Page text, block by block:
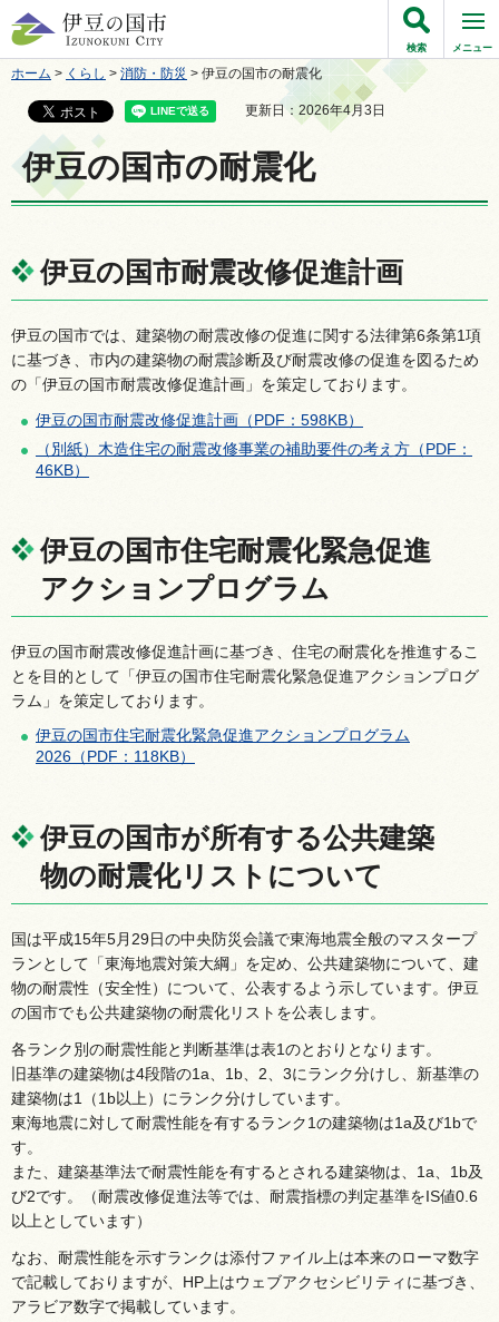
伊豆の国市
検索 メニュー
ホーム > くらし > 消防・防災 > 伊豆の国市の耐震化
更新日：2026年4月3日
伊豆の国市の耐震化
伊豆の国市耐震改修促進計画
伊豆の国市では、建築物の耐震改修の促進に関する法律第6条第1項
に基づき、市内の建築物の耐震診断及び耐震改修の促進を図るため
の「伊豆の国市耐震改修促進計画」を策定しております。
伊豆の国市耐震改修促進計画（PDF：598KB）
（別紙）木造住宅の耐震改修事業の補助要件の考え方（PDF：
46KB）
伊豆の国市住宅耐震化緊急促進
アクションプログラム
伊豆の国市耐震改修促進計画に基づき、住宅の耐震化を推進するこ
とを目的として「伊豆の国市住宅耐震化緊急促進アクションプログ
ラム」を策定しております。
伊豆の国市住宅耐震化緊急促進アクションプログラム
2026（PDF：118KB）
伊豆の国市が所有する公共建築
物の耐震化リストについて
国は平成15年5月29日の中央防災会議で東海地震全般のマスタープ
ランとして「東海地震対策大綱」を定め、公共建築物について、建
物の耐震性（安全性）について、公表するよう示しています。伊豆
の国市でも公共建築物の耐震化リストを公表します。
各ランク別の耐震性能と判断基準は表1のとおりとなります。
旧基準の建築物は4段階の1a、1b、2、3にランク分けし、新基準の
建築物は1（1b以上）にランク分けしています。
東海地震に対して耐震性能を有するランク1の建築物は1a及び1bで
す。
また、建築基準法で耐震性能を有するとされる建築物は、1a、1b及
び2です。（耐震改修促進法等では、耐震指標の判定基準をIS値0.6
以上としています）
なお、耐震性能を示すランクは添付ファイル上は本来のローマ数字
で記載しておりますが、HP上はウェブアクセシビリティに基づき、
アラビア数字で掲載しています。